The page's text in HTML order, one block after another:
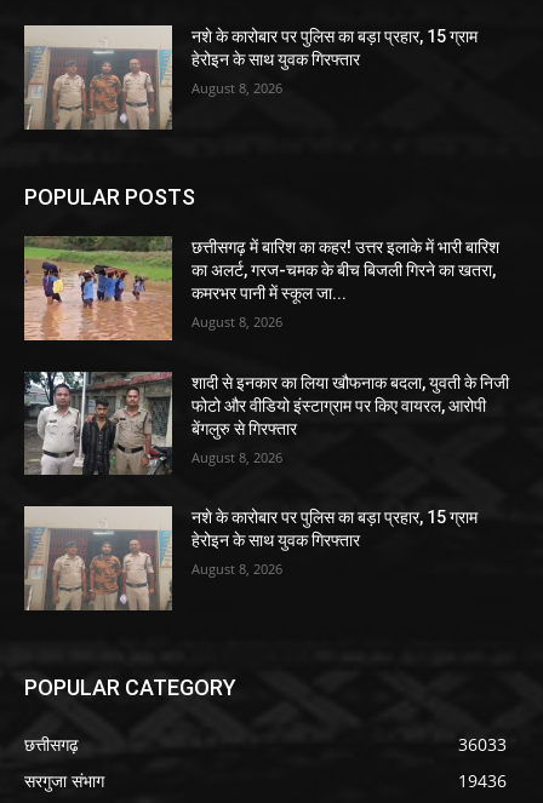
नशे के कारोबार पर पुलिस का बड़ा प्रहार, 15 ग्राम
हेरोइन के साथ युवक गिरफ्तार
August 8, 2026
POPULAR POSTS
छत्तीसगढ़ में बारिश का कहर! उत्तर इलाके में भारी बारिश
का अलर्ट, गरज-चमक के बीच बिजली गिरने का खतरा,
कमरभर पानी में स्कूल जा...
August 8, 2026
शादी से इनकार का लिया खौफनाक बदला, युवती के निजी
फोटो और वीडियो इंस्टाग्राम पर किए वायरल, आरोपी
बेंगलुरु से गिरफ्तार
August 8, 2026
नशे के कारोबार पर पुलिस का बड़ा प्रहार, 15 ग्राम
हेरोइन के साथ युवक गिरफ्तार
August 8, 2026
POPULAR CATEGORY
छत्तीसगढ़
36033
सरगुजा संभाग
19436